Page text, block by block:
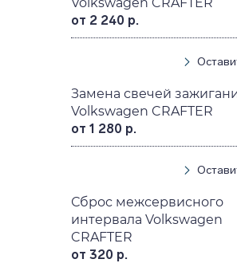
от 2 240 р.
Замена свечей
Volkswagen CRAFTER
от 1 280 р.
Сброс межсервисного
интервала Volkswagen
CRAFTER
от 320 р.